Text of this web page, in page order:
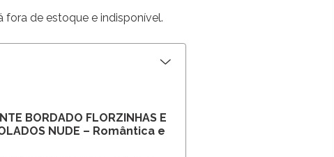
fora de estoque e indisponível.
BORDADO FLORZINHAS E
NUDE – Romântica e